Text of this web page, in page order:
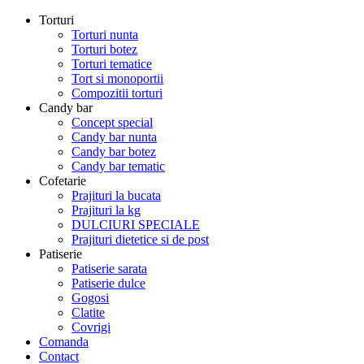
Torturi
Torturi nunta
Torturi botez
Torturi tematice
Tort si monoportii
Compozitii torturi
Candy bar
Concept special
Candy bar nunta
Candy bar botez
Candy bar tematic
Cofetarie
Prajituri la bucata
Prajituri la kg
DULCIURI SPECIALE
Prajituri dietetice si de post
Patiserie
Patiserie sarata
Patiserie dulce
Gogosi
Clatite
Covrigi
Comanda
Contact